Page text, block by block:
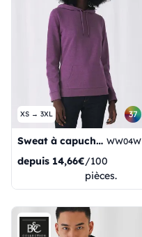
XS → 3XL 37
Sweat à capuche/femme WW04W
depuis 14,66€/100
pièces.